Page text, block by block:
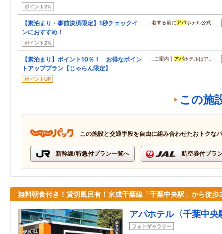
ポイント2%
【素泊まり・事前決済限定】1秒チェックイ
ンにおすすめ！
ポイント2%
…着する前にアパホテル公式…
【素泊まり】ポイント10％！ お得なポイン
トアッププラン【じゃらん限定】
ポイントUP
…ご案内 ] アパホテルはア…
この施
この施設と交通手段を自由に組み合わせたおトクな
新幹線/特急付プラン一覧へ 航空券付プラ
無料朝食付き！貸切風呂有！京成千葉線「千葉中央駅」から徒歩
アパホテル〈千葉中央
フォトギャラリー